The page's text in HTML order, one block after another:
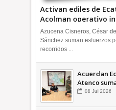
Activan ediles de
Acolman operativo
Azucena Cisneros, César
Sánchez suman esfuerzos
recorridos ...
Acuerdan
Atenco
seguridad
08 Jul 2026